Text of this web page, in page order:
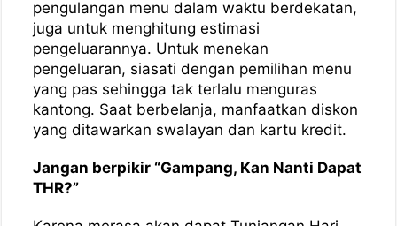
pengulangan menu dalam waktu berdekatan,
juga untuk menghitung estimasi
pengeluarannya. Untuk menekan
pengeluaran, siasati dengan pemilihan menu
yang pas sehingga tak terlalu menguras
kantong. Saat berbelanja, manfaatkan diskon
yang ditawarkan swalayan dan kartu kredit.
Jangan berpikir “Gampang, Kan Nanti Dapat
THR?”